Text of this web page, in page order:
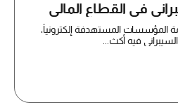
في القطاع المالي
المؤسسات المستهدفة إلكترونياً،
فيه أكث...